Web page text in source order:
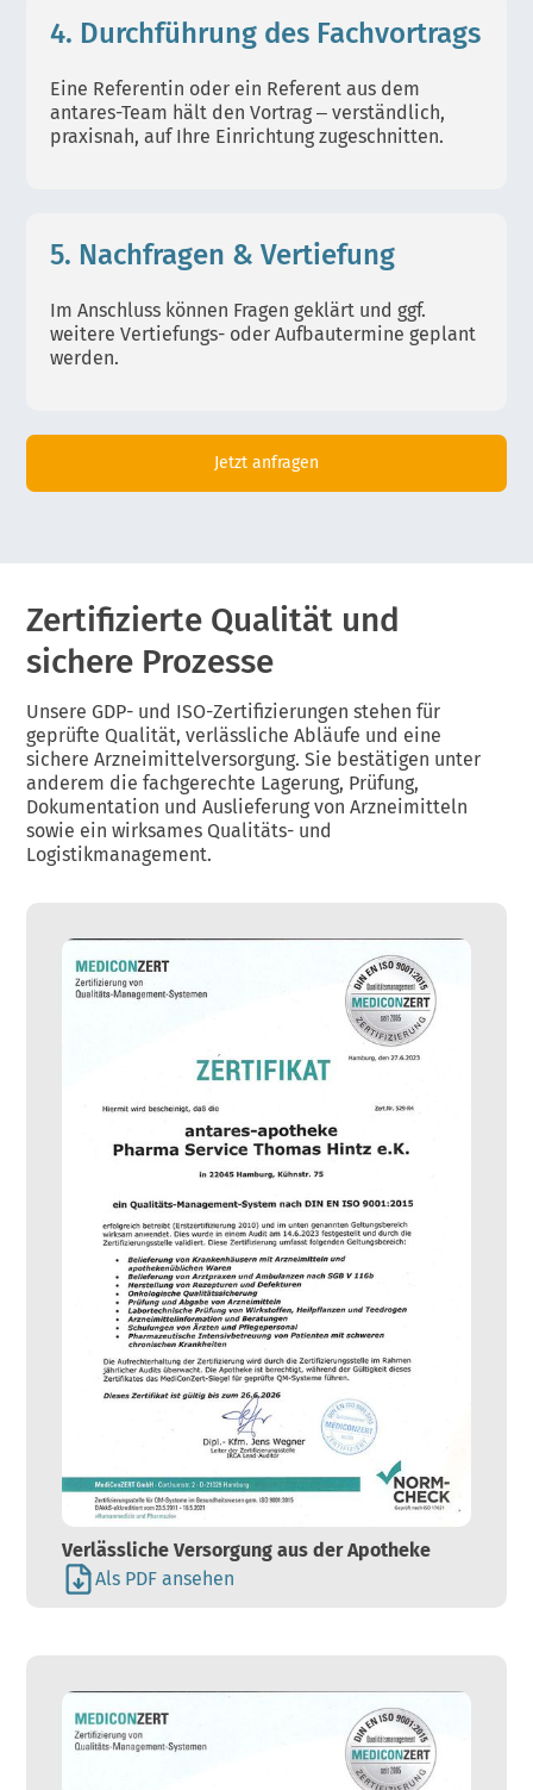
4. Durchführung des Fachvortrags
Eine Referentin oder ein Referent aus dem
antares-Team hält den Vortrag – verständlich,
praxisnah, auf Ihre Einrichtung zugeschnitten.
5. Nachfragen & Vertiefung
Im Anschluss können Fragen geklärt und ggf.
weitere Vertiefungs- oder Aufbautermine geplant
werden.
Jetzt anfragen
Zertifizierte Qualität und
sichere Prozesse
Unsere GDP- und ISO-Zertifizierungen stehen für
geprüfte Qualität, verlässliche Abläufe und eine
sichere Arzneimittelversorgung. Sie bestätigen unter
anderem die fachgerechte Lagerung, Prüfung,
Dokumentation und Auslieferung von Arzneimitteln
sowie ein wirksames Qualitäts- und
Logistikmanagement.
Verlässliche Versorgung aus der Apotheke
Als PDF ansehen